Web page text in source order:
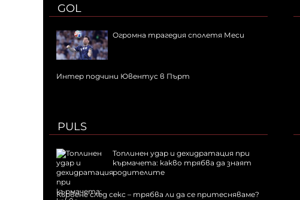
GOL
Огромна трагедия сполетя Меси
Интер подчини Ювентус в Пърт
PULS
Топлинен удар и дехидратация при
кърмачета: какво трябва да знаят
родителите
Кървене след секс – трябва ли да се притесняваме?